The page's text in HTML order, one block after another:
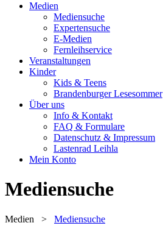
Medien
Mediensuche
Expertensuche
E-Medien
Fernleihservice
Veranstaltungen
Kinder
Kids & Teens
Brandenburger Lesesommer
Über uns
Info & Kontakt
FAQ & Formulare
Datenschutz & Impressum
Lastenrad Leihla
Mein Konto
Mediensuche
Medien > Mediensuche